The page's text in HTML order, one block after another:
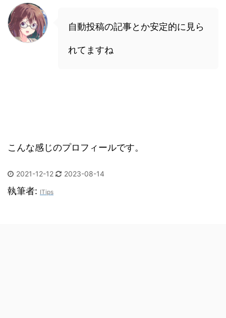
自動投稿の記事とか安定的に見ら
れてますね
こんな感じのプロフィールです。
2021-12-12 2023-08-14
執筆者: ITips